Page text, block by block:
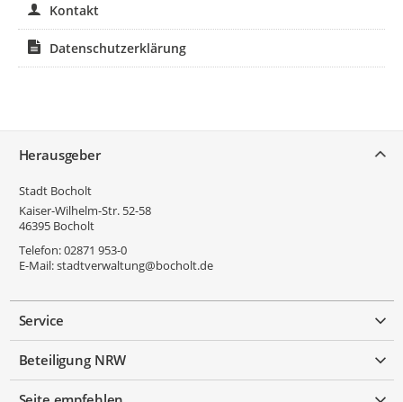
Kontakt
Datenschutzerklärung
Herausgeber
Stadt Bocholt
Kaiser-Wilhelm-Str. 52-58
46395 Bocholt
Telefon:02871 953-0
E-Mail:stadtverwaltung@bocholt.de
Service
Beteiligung NRW